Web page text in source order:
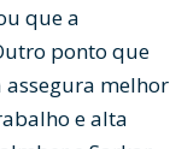
que a
ponto que
melhor
e alta